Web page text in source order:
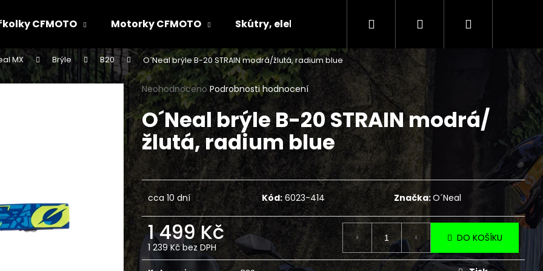
CFMOTO Motorky CFMOTO Skútry, elektr.skútry CENÍK SERVISNÍCH ÚKONŮ
Hledat PřihlášeníNákupní
MX Brýle B20 O´Neal brýle B-20 STRAIN modrá/žlutá, radium blue
Průměrné
hodnocení
produktu
je
0,0
z
5
hvězdiček.
Neohodnoceno Podrobnosti hodnocení
O´Neal brýle B-20 STRAIN modrá/
žlutá, radium blue
cca 10 dní Kód: 6023-414 Značka:O´Neal
1 499 Kč
1 239 Kč bez DPH
Měrná
DO KOŠÍKU
Co potřebujete najít?
HLEDAT
Doporučujeme
Následující